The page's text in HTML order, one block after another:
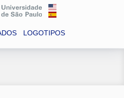
LOGOTIPOS